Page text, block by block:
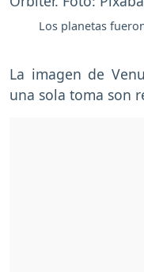
Los planetas
La imagen de
una sola toma son